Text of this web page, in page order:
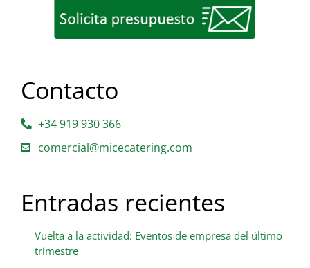
Contacto
+34 919 930 366
comercial@micecatering.com
Entradas recientes
Vuelta a la actividad: Eventos de empresa del último
trimestre